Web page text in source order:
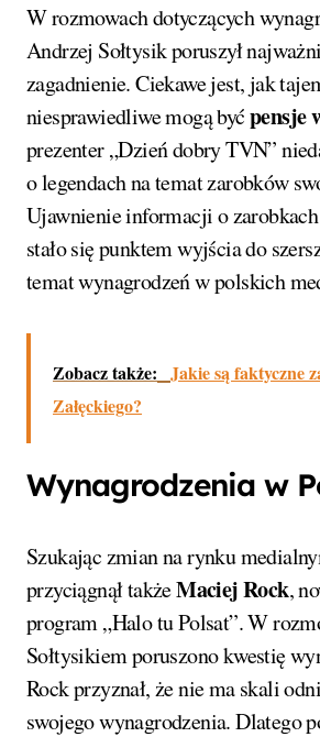
W rozmowach dotyczących
Andrzej Sołtysik poruszył
zagadnienie. Ciekawe jest, jak
niesprawiedliwe mogą byćpensje
prezenter „Dzień dobry TVN”
o legendach na temat zarobków
Ujawnienie informacji o
stało się punktem wyjścia do
temat wynagrodzeń w polskich
Zobacz także: Jakie są faktyczne
Załęckiego?
Wynagrodzenia w
Szukając zmian na rynku
przyciągnął takżeMaciej Rock,
program „Halo tu Polsat”. W
Sołtysikiem poruszono kwestię
Rock przyznał, że nie ma skali
swojego wynagrodzenia. Dlatego